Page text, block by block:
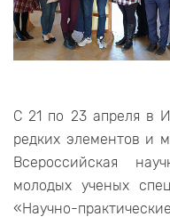
С 21 по 23 апреля в
редких элементов и
Всероссийская
молодых ученых
«Научно-